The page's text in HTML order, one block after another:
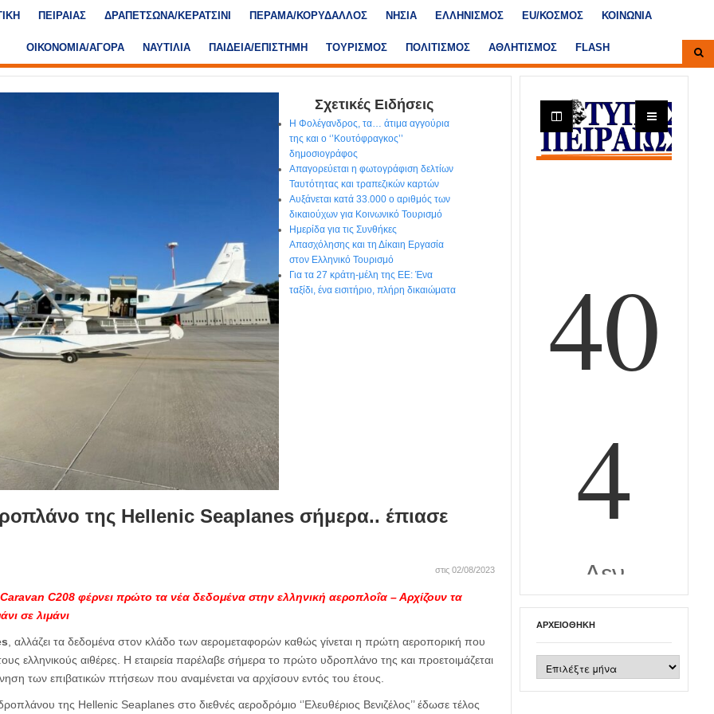
ΠΕΙΡΑΙΑΣ ΔΡΑΠΕΤΣΩΝΑ/ΚΕΡΑΤΣΙΝΙ ΠΕΡΑΜΑ/ΚΟΡΥΔΑΛΛΟΣ ΝΗΣΙΑ ΕΛΛΗΝΙΣΜΟΣ ΕU/ΚΟΣΜΟΣ ΚΟΙΝΩΝΙΑ
ΟΙΚΟΝΟΜΙΑ/ΑΓΟΡΑ ΝΑΥΤΙΛΙΑ ΠΑΙΔΕΙΑ/ΕΠΙΣΤΗΜΗ ΤΟΥΡΙΣΜΟΣ ΠΟΛΙΤΙΣΜΟΣ ΑΘΛΗΤΙΣΜΟΣ FLASH
Σχετικές Ειδήσεις
Η Φολέγανδρος, τα… άτιμα αγγούρια
της και ο ‘’Κουτόφραγκος’’
δημοσιογράφος
Απαγορεύεται η φωτογράφιση δελτίων
Ταυτότητας και τραπεζικών καρτών
Αυξάνεται κατά 33.000 ο αριθμός των
δικαιούχων για Κοινωνικό Τουρισμό
Ημερίδα για τις Συνθήκες
Απασχόλησης και τη Δίκαιη Εργασία
στον Ελληνικό Τουρισμό
Για τα 27 κράτη-μέλη της ΕΕ: Ένα
ταξίδι, ένα εισιτήριο, πλήρη δικαιώματα
της Hellenic Seaplanes σήμερα.. έπιασε
στις 02/08/2023
C208 φέρνει πρώτο τα νέα δεδομένα στην ελληνική αεροπλοΐα – Αρχίζουν τα
σε λιμάνι
, αλλάζει τα δεδομένα στον κλάδο των αερομεταφορών καθώς γίνεται η πρώτη αεροπορική που
ελληνικούς αιθέρες. Η εταιρεία παρέλαβε σήμερα το πρώτο υδροπλάνο της και προετοιμάζεται
των επιβατικών πτήσεων που αναμένεται να αρχίσουν εντός του έτους.
της Hellenic Seaplanes στο διεθνές αεροδρόμιο ‘’Ελευθέριος Βενιζέλος’’ έδωσε τέλος
ΑΡΧΕΙΟΘΉΚΗ